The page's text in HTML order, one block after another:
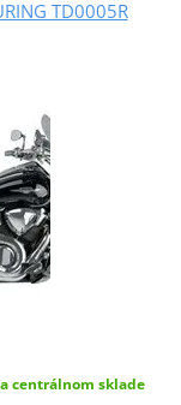
TD0005R
centrálnom sklade